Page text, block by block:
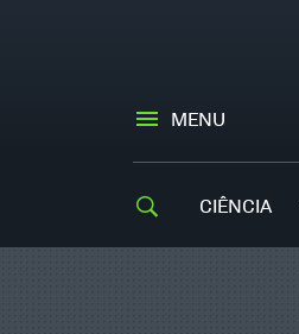
MENU
CIÊNCIA